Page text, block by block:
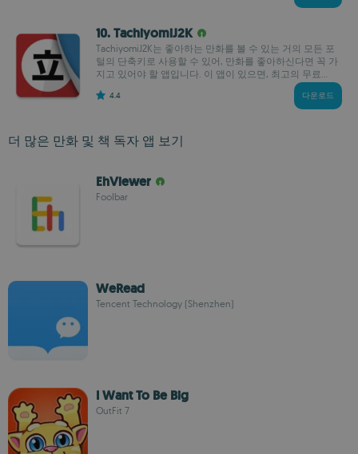
10. TachiyomiJ2K
TachiyomiJ2K는 좋아하는 만화를 볼 수 있는 거의 모든 포
털의 단축키로 사용할 수 있어, 만화를 좋아하신다면 꼭 가
지고 있어야 할 앱입니다. 이 앱이 있으면, 최고의 무료...
4.4 다운로드
더 많은 만화 및 책 독자 앱 보기
EhViewer
FooIbar
WeRead
Tencent Technology (Shenzhen)
I Want To Be Big
OutFit 7